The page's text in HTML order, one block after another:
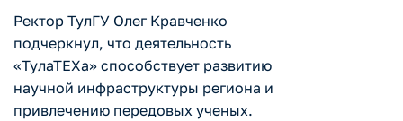
Ректор ТулГУ Олег Кравченко
подчеркнул, что деятельность
«ТулаТЕХа» способствует развитию
научной инфраструктуры региона и
привлечению передовых ученых.